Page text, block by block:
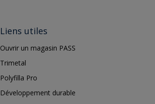
Liens utiles
Ouvrir un magasin PASS
Trimetal
Polyfilla Pro
Développement durable